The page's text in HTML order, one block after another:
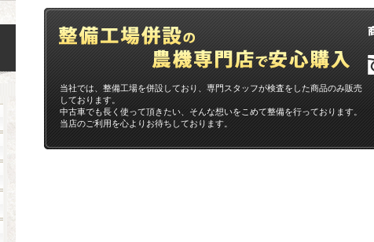
当社では、整備工場を併設しており、専門スタッフが検査をした商品のみ販売
しております。
中古車でも長く使って頂きたい、そんな想いをこめて整備を行っております。
当店のご利用を心よりお待ちしております。